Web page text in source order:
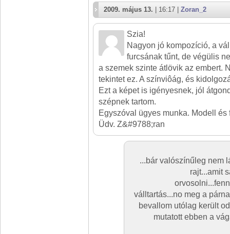
2009. május 13. | 16:17 | Zoran_2
Szia!
Nagyon jó kompozíció, a
furcsának tűnt, de végülis
a szemek szinte átlövik az embert.
tekintet ez. A színviôág, és
Ezt a képet is igényesnek, jól
szépnek tartom.
Egyszóval ügyes munka. Modell és
Üdv. Z&#9788;ran
...bár valószínűleg nem
rajt...amit
válltartás...no meg a
bevallom utólag került
mutatott ebben a